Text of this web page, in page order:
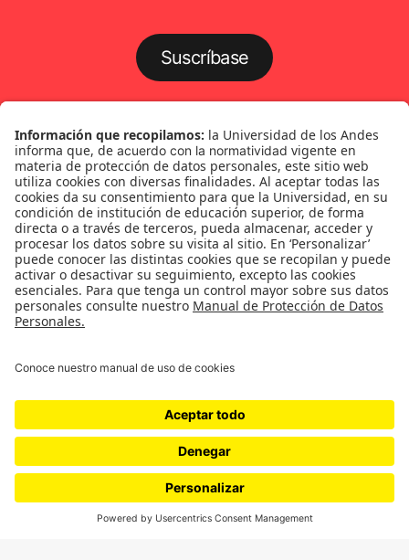
Suscríbase
Género
Política
Cultura
Medio ambiente
Ciudad
Movilización social